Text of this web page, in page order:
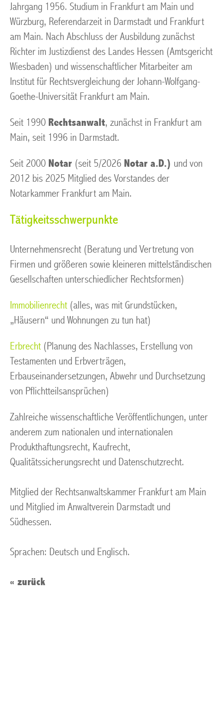
Jahrgang 1956. Studium in Frankfurt am Main und
Würzburg, Referendarzeit in Darmstadt und Frankfurt
am Main. Nach Abschluss der Ausbildung zunächst
Richter im Justizdienst des Landes Hessen (Amtsgericht
Wiesbaden) und wissenschaftlicher Mitarbeiter am
Institut für Rechtsvergleichung der Johann-Wolfgang-
Goethe-Universität Frankfurt am Main.
Seit 1990 Rechtsanwalt, zunächst in Frankfurt am
Main, seit 1996 in Darmstadt.
Seit 2000 Notar (seit 5/2026 Notar a.D.) und von
2012 bis 2025 Mitglied des Vorstandes der
Notarkammer Frankfurt am Main.
Tätigkeitsschwerpunkte
Unternehmensrecht (Beratung und Vertretung von
Firmen und größeren sowie kleineren mittelständischen
Gesellschaften unterschiedlicher Rechtsformen)
Immobilienrecht (alles, was mit Grundstücken,
„Häusern“ und Wohnungen zu tun hat)
Erbrecht (Planung des Nachlasses, Erstellung von
Testamenten und Erbverträgen,
Erbauseinandersetzungen, Abwehr und Durchsetzung
von Pflichtteilsansprüchen)
Zahlreiche wissenschaftliche Veröffentlichungen, unter
anderem zum nationalen und internationalen
Produkthaftungsrecht, Kaufrecht,
Qualitätssicherungsrecht und Datenschutzrecht.
Mitglied der Rechtsanwaltskammer Frankfurt am Main
und Mitglied im Anwaltverein Darmstadt und
Südhessen.
Sprachen: Deutsch und Englisch.
« zurück